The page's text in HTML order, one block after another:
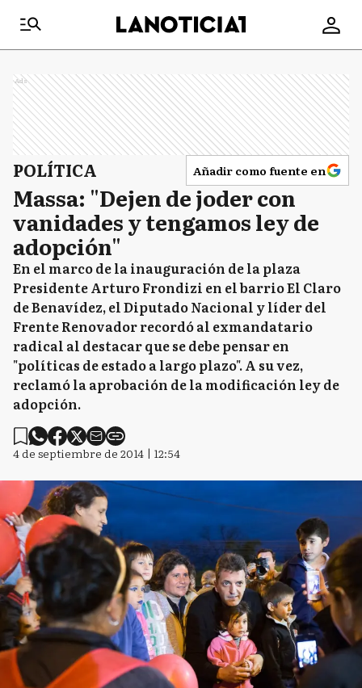
Ads
POLÍTICA Añadir como fuente en
Massa: "Dejen de joder con
vanidades y tengamos ley de
adopción"
En el marco de la inauguración de la plaza
Presidente Arturo Frondizi en el barrio El Claro
de Benavídez, el Diputado Nacional y líder del
Frente Renovador recordó al exmandatario
radical al destacar que se debe pensar en
"políticas de estado a largo plazo". A su vez,
reclamó la aprobación de la modificación ley de
adopción.
4 de septiembre de 2014 | 12:54